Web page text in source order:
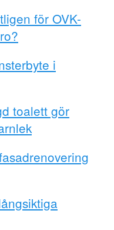
för OVK-
i
toalett gör